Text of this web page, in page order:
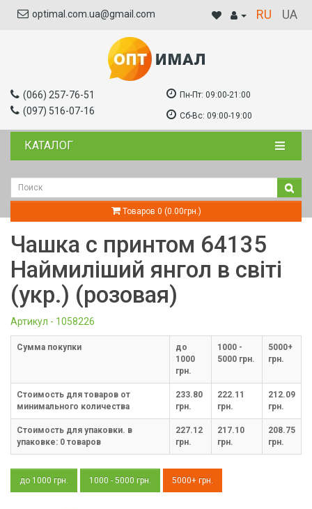
optimal.com.ua@gmail.com RU UA
(066) 257-76-51
(097) 516-07-16
Пн-Пт: 09:00-21:00
Сб-Вс: 09:00-19:00
КАТАЛОГ
Товаров 0 (0.00грн.)
Чашка с принтом 64135
Наймиліший янгол в світі
(укр.) (розовая)
Артикул - 1058226
Cумма покупки
до
1000
грн.
1000 -
5000 грн.
5000+
грн.
Стоимость для товаров от
минимального количества
233.80
грн.
222.11
грн.
212.09
грн.
Стоимость для упаковки. в
упаковке: 0 товаров
227.12
грн.
217.10
грн.
208.75
грн.
до 1000 грн. 1000 - 5000 грн. 5000+ грн.